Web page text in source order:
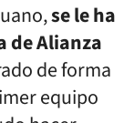
se le ha
de Alianza
de forma
equipo